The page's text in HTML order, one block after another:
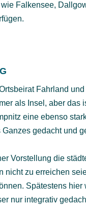
Falkensee,
Fahrland
als Insel, aber das
eine ebenso
gedacht und
Vorstellung die
nicht zu erreichen
Spätestens
nur integrativ